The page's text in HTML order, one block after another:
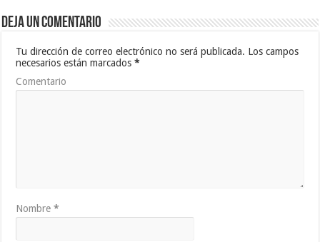
Deja un comentario
Tu dirección de correo electrónico no será publicada. Los campos
necesarios están marcados*
Comentario
Nombre*